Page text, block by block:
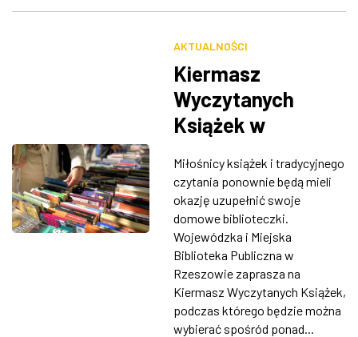
GASTRONOMIA
ZDJĘCIA
W RZESZOWIE
AKTUALNOŚCI
Kiermasz
Wyczytanych
Książek w
2000 tytułów w
obniżonych
cenach
Miłośnicy książek i tradycyjnego
czytania ponownie będą mieli
okazję uzupełnić swoje
domowe biblioteczki.
Wojewódzka i Miejska
Biblioteka Publiczna w
Rzeszowie zaprasza na
Kiermasz Wyczytanych Książek,
podczas którego będzie można
wybierać spośród ponad...